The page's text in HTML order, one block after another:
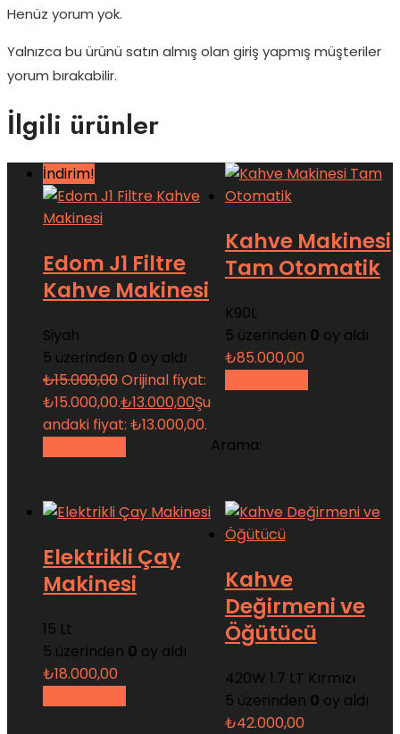
Henüz yorum yok.
Yalnızca bu ürünü satın almış olan giriş yapmış müşteriler
yorum bırakabilir.
İlgili ürünler
İndirim!
Edom J1 Filtre
Kahve Makinesi
Siyah
5 üzerinden 0 oy aldı
₺15.000,00Orijinal fiyat:
₺15.000,00.₺13.000,00Şu
andaki fiyat: ₺13.000,00.
Kahve Makinesi
Tam Otomatik
K90L
5 üzerinden 0 oy aldı
₺85.000,00
Elektrikli Çay
Makinesi
15 Lt
5 üzerinden 0 oy aldı
₺18.000,00
Kahve
Değirmeni ve
Öğütücü
420W 1.7 LT Kırmızı
5 üzerinden 0 oy aldı
₺42.000,00
Arama: